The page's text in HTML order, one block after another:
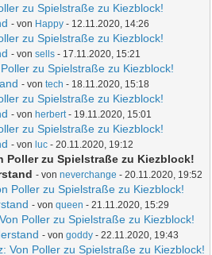
zu Spielstraße zu Kiezblock!
- von Happy - 12.11.2020, 14:26
zu Spielstraße zu Kiezblock!
- vonsells - 17.11.2020, 15:21
zu Spielstraße zu Kiezblock!
- vontech - 18.11.2020, 15:18
zu Spielstraße zu Kiezblock!
- von herbert- 19.11.2020, 15:01
zu Spielstraße zu Kiezblock!
- von luc - 20.11.2020, 19:12
Poller zu Spielstraße zu Kiezblock!
- vonneverchange - 20.11.2020, 19:52
Poller zu Spielstraße zu Kiezblock!
- vonqueen - 21.11.2020, 15:29
Poller zu Spielstraße zu Kiezblock!
- vongoddy - 22.11.2020, 19:43
Von Poller zu Spielstraße zu Kiezblock!